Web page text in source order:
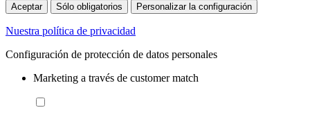
Aceptar Sólo obligatorios Personalizar la configuración
Nuestra política de privacidad
Configuración de protección de datos personales
Marketing a través de customer match